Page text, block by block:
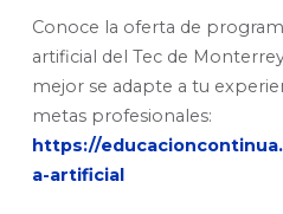
Conoce la oferta de
artificial del Tec de
mejor se adapte a tu
metas profesionales:
https://
a-artificial